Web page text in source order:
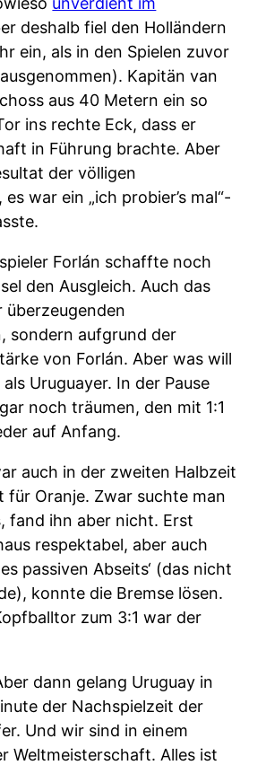
deshalb fiel den Holländern
ein, als in den Spielen zuvor
ausgenommen). Kapitän van
aus 40 Metern ein so
ins rechte Eck, dass er
in Führung brachte. Aber
der völligen
war ein „ich probier’s mal“-
Forlán schaffte noch
den Ausgleich. Auch das
überzeugenden
sondern aufgrund der
von Forlán. Aber was will
Uruguayer. In der Pause
noch träumen, den mit 1:1
auf Anfang.
auch in der zweiten Halbzeit
für Oranje. Zwar suchte man
fand ihn aber nicht. Erst
respektabel, aber auch
passiven Abseits‘ (das nicht
konnte die Bremse lösen.
zum 3:1 war der
dann gelang Uruguay in
der Nachspielzeit der
Und wir sind in einem
Weltmeisterschaft. Alles ist